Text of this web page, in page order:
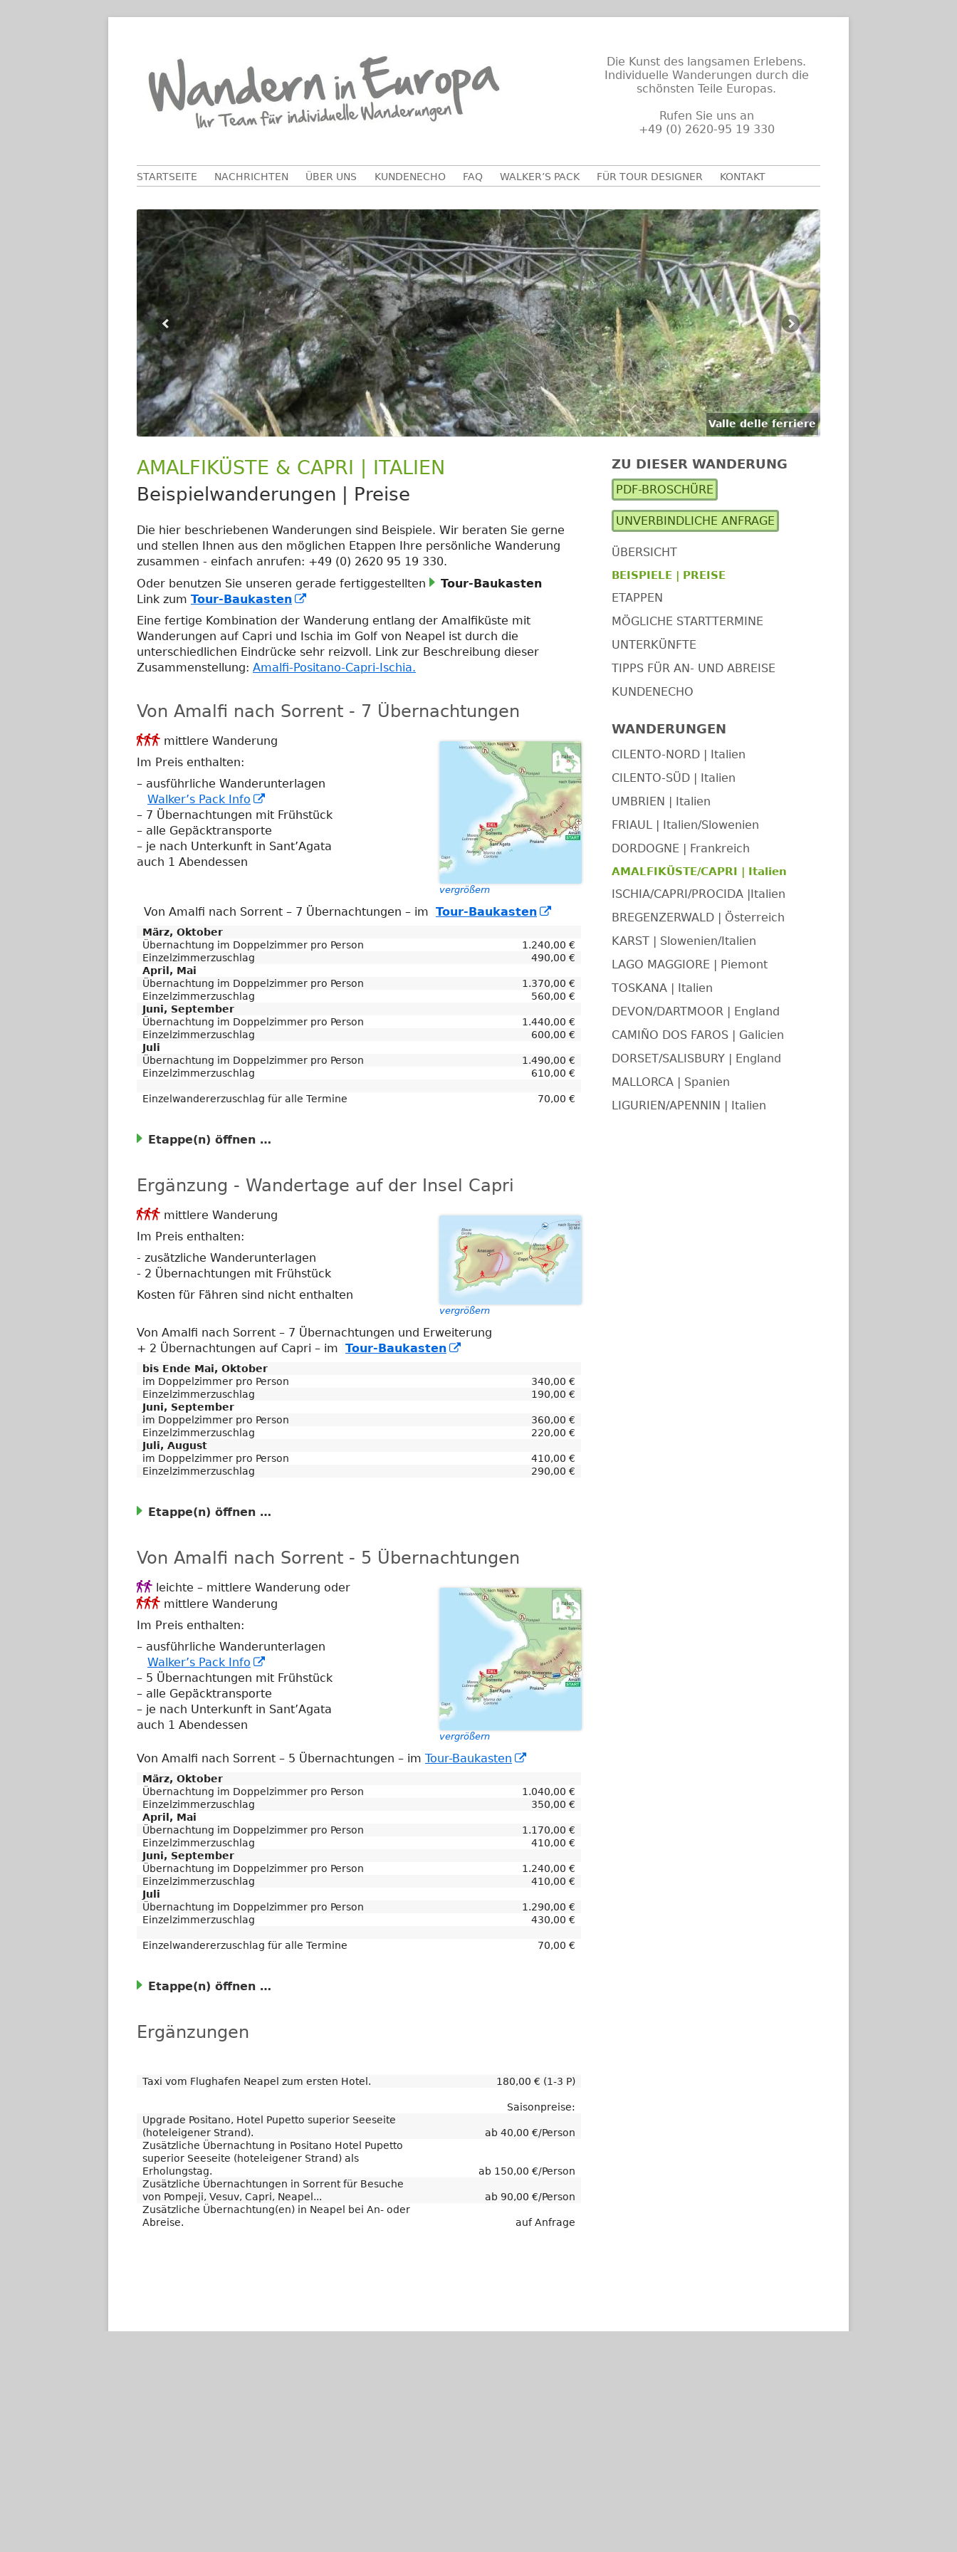
Die Kunst des langsamen Erlebens.
Individuelle Wanderungen durch die
schönsten Teile Europas.
Rufen Sie uns an
+49 (0) 2620-95 19 330
Primäres
Menü
STARTSEITE NACHRICHTEN ÜBER UNS KUNDENECHO FAQ WALKER’S PACK FÜR TOUR DESIGNER KONTAKT
Valle delle ferriere
AMALFIKÜSTE & CAPRI | ITALIEN
Beispielwanderungen | Preise
Die hier beschriebenen Wanderungen sind Beispiele. Wir beraten Sie gerne
und stellen Ihnen aus den möglichen Etappen Ihre persönliche Wanderung
zusammen - einfach anrufen: +49 (0) 2620 95 19 330.
Oder benutzen Sie unseren gerade fertiggestellten
Tour-Baukasten
Link zum Tour-Baukasten
neuem
Fenster
öffnen
Eine fertige Kombination der Wanderung entlang der Amalfiküste mit
Wanderungen auf Capri und Ischia im Golf von Neapel ist durch die
unterschiedlichen Eindrücke sehr reizvoll. Link zur Beschreibung dieser
Zusammenstellung: Amalfi-Positano-Capri-Ischia.
Von Amalfi nach Sorrent - 7 Übernachtungen
vergrößern
Anforderungsgrad
mittlere Wanderung
Im Preis enthalten:
– ausführliche Wanderunterlagen
Walker’s Pack Info
neuem
Fenster
öffnen
– 7 Übernachtungen mit Frühstück
– alle Gepäcktransporte
– je nach Unterkunft in Sant’Agata
auch 1 Abendessen
Von Amalfi nach Sorrent – 7 Übernachtungen – im Tour-Baukasten
Fenster
öffnen
März, Oktober
Übernachtung im Doppelzimmer pro Person
1.240,00 €
Einzelzimmerzuschlag
490,00 €
April, Mai
Übernachtung im Doppelzimmer pro Person
1.370,00 €
Einzelzimmerzuschlag
560,00 €
Juni, September
Übernachtung im Doppelzimmer pro Person
1.440,00 €
Einzelzimmerzuschlag
600,00 €
Juli
Übernachtung im Doppelzimmer pro Person
1.490,00 €
Einzelzimmerzuschlag
610,00 €
Einzelwandererzuschlag für alle Termine 70,00 €
Etappe(n)
Ergänzung - Wandertage auf der Insel Capri
vergrößern
Anforderungsgrad
mittlere Wanderung
Im Preis enthalten:
- zusätzliche Wanderunterlagen
- 2 Übernachtungen mit Frühstück
Kosten für Fähren sind nicht enthalten
Von Amalfi nach Sorrent – 7 Übernachtungen und Erweiterung
+ 2 Übernachtungen auf Capri – im Tour-Baukasten
bis Ende Mai, Oktober
im Doppelzimmer pro Person
340,00 €
Einzelzimmerzuschlag
190,00 €
Juni, September
im Doppelzimmer pro Person
360,00 €
Einzelzimmerzuschlag
220,00 €
Juli, August
im Doppelzimmer pro Person
410,00 €
Einzelzimmerzuschlag
290,00 €
Etappe(n)
Von Amalfi nach Sorrent - 5 Übernachtungen
vergrößern
Anforderungsgrad
2
leichte – mittlere Wanderung oder
Anforderungsgrad
mittlere Wanderung
Im Preis enthalten:
– ausführliche Wanderunterlagen
Walker’s Pack Info
neuem
Fenster
öffnen
– 5 Übernachtungen mit Frühstück
– alle Gepäcktransporte
– je nach Unterkunft in Sant’Agata
auch 1 Abendessen
Von Amalfi nach Sorrent – 5 Übernachtungen – im Tour-Baukasten
Fenster
öffnen
März, Oktober
Übernachtung im Doppelzimmer pro Person
1.040,00 €
Einzelzimmerzuschlag
350,00 €
April, Mai
Übernachtung im Doppelzimmer pro Person
1.170,00 €
Einzelzimmerzuschlag
410,00 €
Juni, September
Übernachtung im Doppelzimmer pro Person
1.240,00 €
Einzelzimmerzuschlag
410,00 €
Juli
Übernachtung im Doppelzimmer pro Person
1.290,00 €
Einzelzimmerzuschlag
430,00 €
Einzelwandererzuschlag für alle Termine 70,00 €
Etappe(n)
Ergänzungen
Taxi vom Flughafen Neapel zum ersten Hotel. 180,00 € (1-3 P)
Saisonpreise:
Upgrade Positano, Hotel Pupetto superior Seeseite
(hoteleigener Strand).
ab 40,00 €/Person
Zusätzliche Übernachtung in Positano Hotel Pupetto
superior Seeseite (hoteleigener Strand) als
Erholungstag.
ab 150,00 €/Person
Zusätzliche Übernachtungen in Sorrent für Besuche
von Pompeji, Vesuv, Capri, Neapel...
ab 90,00 €/Person
Zusätzliche Übernachtung(en) in Neapel bei An- oder
Abreise.
auf Anfrage
Haupt-
Seitenleiste
ZU DIESER WANDERUNG
PDF-BROSCHÜRE
UNVERBINDLICHE ANFRAGE
ÜBERSICHT
BEISPIELE | PREISE
ETAPPEN
MÖGLICHE STARTTERMINE
UNTERKÜNFTE
TIPPS FÜR AN- UND ABREISE
KUNDENECHO
WANDERUNGEN
CILENTO-NORD | Italien
CILENTO-SÜD | Italien
UMBRIEN | Italien
FRIAUL | Italien/Slowenien
DORDOGNE | Frankreich
AMALFIKÜSTE/CAPRI | Italien
ISCHIA/CAPRI/PROCIDA |Italien
BREGENZERWALD | Österreich
KARST | Slowenien/Italien
LAGO MAGGIORE | Piemont
TOSKANA | Italien
DEVON/DARTMOOR | England
CAMIÑO DOS FAROS | Galicien
DORSET/SALISBURY | England
MALLORCA | Spanien
LIGURIEN/APENNIN | Italien